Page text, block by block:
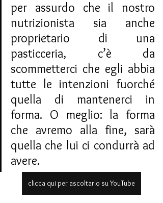
per assurdo che il nostro
nutrizionista sia anche
proprietario di una
pasticceria, c’è da
scommetterci che egli abbia
tutte le intenzioni fuorché
quella di mantenerci in
forma. O meglio: la forma
che avremo alla fine, sarà
quella che lui ci condurrà ad
avere.
clicca qui per ascoltarlo su YouTube